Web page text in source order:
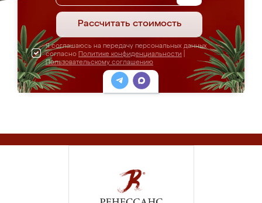
Рассчитать стоимость
Я соглашаюсь на передачу персональных данных
согласно Политике конфиденциальности
Пользовательскому соглашению